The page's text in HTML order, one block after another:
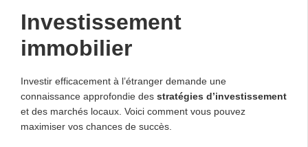
Investissement
immobilier
Investir efficacement à l’étranger demande une
connaissance approfondie des stratégies d’investissement
et des marchés locaux. Voici comment vous pouvez
maximiser vos chances de succès.